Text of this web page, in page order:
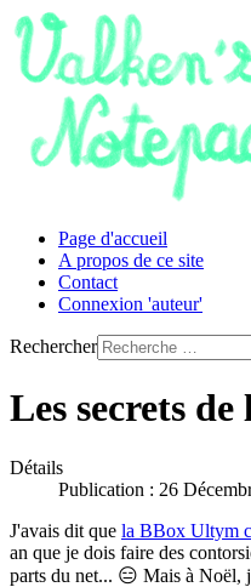
Page d'accueil
A propos de ce site
Contact
Connexion 'auteur'
Rechercher
Les secrets
Détails
Publication : 26
J'avais dit que la BBox Ultym
an que je dois faire des
parts du net... 😑 Mais à Noël,